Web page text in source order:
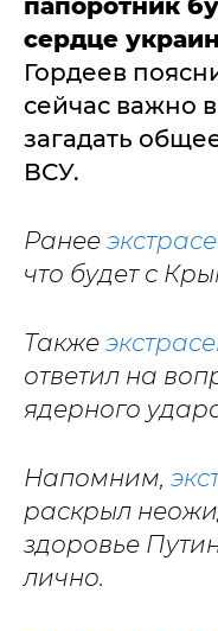
папоротник
сердце
Гордеев
сейчас важно
загадать
ВСУ.
Ранее
что будет с
Также
ответил на
ядерного
Напомним,
раскрыл
здоровье
лично.